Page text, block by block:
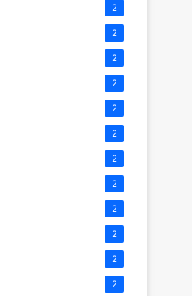
2
2
2
2
2
2
2
2
2
2
2
2